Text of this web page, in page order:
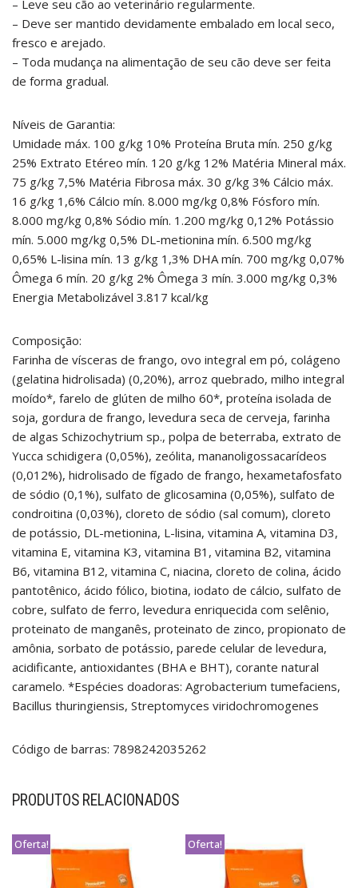
– Leve seu cão ao veterinário regularmente.
– Deve ser mantido devidamente embalado em local seco,
fresco e arejado.
– Toda mudança na alimentação de seu cão deve ser feita
de forma gradual.
Níveis de Garantia:
Umidade máx. 100 g/kg 10% Proteína Bruta mín. 250 g/kg
25% Extrato Etéreo mín. 120 g/kg 12% Matéria Mineral máx.
75 g/kg 7,5% Matéria Fibrosa máx. 30 g/kg 3% Cálcio máx.
16 g/kg 1,6% Cálcio mín. 8.000 mg/kg 0,8% Fósforo mín.
8.000 mg/kg 0,8% Sódio mín. 1.200 mg/kg 0,12% Potássio
mín. 5.000 mg/kg 0,5% DL-metionina mín. 6.500 mg/kg
0,65% L-lisina mín. 13 g/kg 1,3% DHA mín. 700 mg/kg 0,07%
Ômega 6 mín. 20 g/kg 2% Ômega 3 mín. 3.000 mg/kg 0,3%
Energia Metabolizável 3.817 kcal/kg
Composição:
Farinha de vísceras de frango, ovo integral em pó, colágeno
(gelatina hidrolisada) (0,20%), arroz quebrado, milho integral
moído*, farelo de glúten de milho 60*, proteína isolada de
soja, gordura de frango, levedura seca de cerveja, farinha
de algas Schizochytrium sp., polpa de beterraba, extrato de
Yucca schidigera (0,05%), zeólita, mananoligossacarídeos
(0,012%), hidrolisado de fígado de frango, hexametafosfato
de sódio (0,1%), sulfato de glicosamina (0,05%), sulfato de
condroitina (0,03%), cloreto de sódio (sal comum), cloreto
de potássio, DL-metionina, L-lisina, vitamina A, vitamina D3,
vitamina E, vitamina K3, vitamina B1, vitamina B2, vitamina
B6, vitamina B12, vitamina C, niacina, cloreto de colina, ácido
pantotênico, ácido fólico, biotina, iodato de cálcio, sulfato de
cobre, sulfato de ferro, levedura enriquecida com selênio,
proteinato de manganês, proteinato de zinco, propionato de
amônia, sorbato de potássio, parede celular de levedura,
acidificante, antioxidantes (BHA e BHT), corante natural
caramelo. *Espécies doadoras: Agrobacterium tumefaciens,
Bacillus thuringiensis, Streptomyces viridochromogenes
Código de barras: 7898242035262
PRODUTOS RELACIONADOS
Oferta! Oferta!